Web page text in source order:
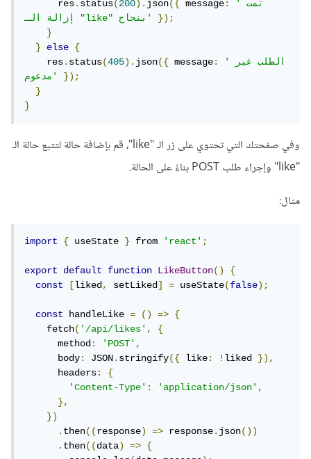
      res
.status(200).json({ message:
'تمت
إزالة الـ "like" بنجاح'
});
}
}
else
{
    res
.status(405).json({ message:
'الطلب غير
مدعوم'
});
}
}
وفي صفحتك التي تحتوي على زر الـ "like"، قم بإضافة حالة لتتبع حالة الـ
"like" وإجراء طلب POST بناءً على الحالة.
مثال:
import { useState } from 'react';
export default function LikeButton()
{
const
[liked, setLiked] = useState(false);
const handleLike = () =>
{
    fetch
('/api/likes',
{
      method
: 'POST',
      body
: JSON.stringify({ like: !liked }),
      headers
:
{
'Content-Type': 'application/json',
},
})
.then((response) => response.json())
.then((data) =>
{